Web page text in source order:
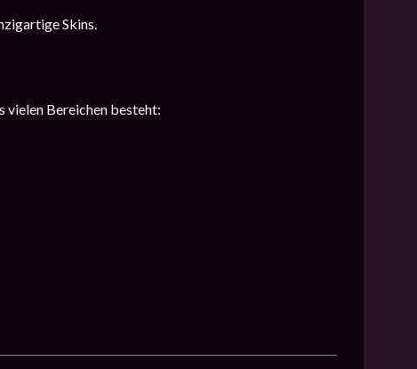
Skins.
vielen Bereichen besteht: